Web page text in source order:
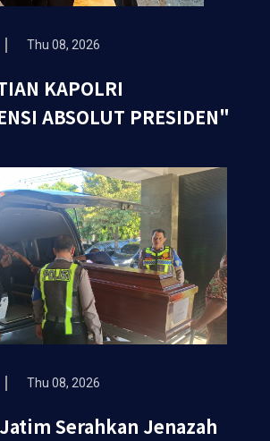
Thu 08, 2026
KAPOLRI
ABSOLUT PRESIDEN"
Thu 08, 2026
Serahkan Jenazah